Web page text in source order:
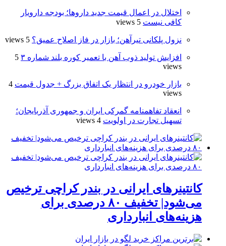
اختلال در اعمال قیمت‌ جدید داروها؛ بودجه دارویار
کافی نیست 5 views
نزول پلکانی تیرآهن؛ بازار در فاز اصلاح عمیق؟ 5 views
افزایش تولید ذوب آهن با تعمیر کوره بلند شماره ۳
5
views
بازار خودرو در انتظار یک اتفاق بزرگ + جدول قیمت 4
views
انعقاد تفاهمنامه گمرکی ایران و جمهوری آذربایجان؛
تسهیل تجارت در اولویت 4 views
کانتینرهای ایرانی در بندر کراچی ترخیص
می‌شود| تخفیف ۸۰ درصدی برای
هزینه‌های انبارداری